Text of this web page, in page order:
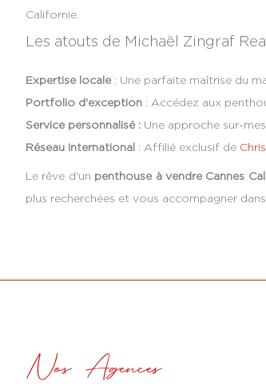
Californie.
Les atouts de Michaël Zingraf
Expertise locale : Une parfaite maîtrise du
Portfolio d'exception : Accédez aux
Service personnalisé : Une approche sur-
Réseau International : Affilié exclusif de
Le rêve d'un penthouse à vendre Cannes
plus recherchées et vous accompagner
Nos Agences